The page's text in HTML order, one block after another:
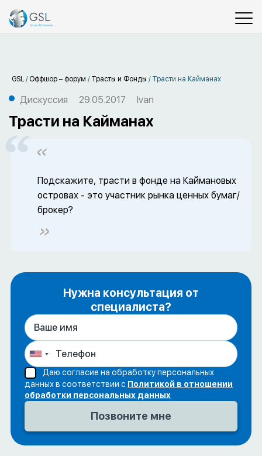
GSL / Оффшор – форум / Трасты и Фонды / Трасти на Кайманах
Дискуссия 29.05.2017 Ivan
Трасти на Кайманах
Подскажите, трасти в фонде на Каймановых
островах - это участник рынка ценных бумаг/
брокер?
Нужна консультация от
специалиста?
Даю согласие на обработку персональных
данных в соответствии с Политикой в отношении
обработки персональных данных